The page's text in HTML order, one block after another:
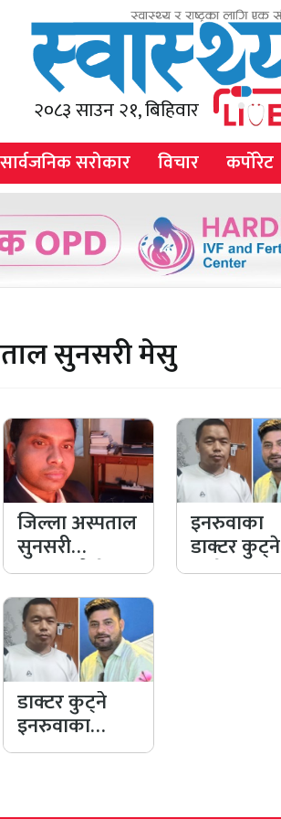
२०८३ साउन २१, बिहिवार
सार्वजनिक सरोकार विचार कर्पोरेट
सुनसरी मेसु
जिल्ला अस्पताल
सुनसरी
इनरुवाको मेसुमा
डा. अमिताभ
ठाकुर
इनरुवाका
डाक्टर कुट्ने
कांग्रेस नगर
डाक्टर कुट्ने
इनरुवाका
वडाध्यक्षका भाइ